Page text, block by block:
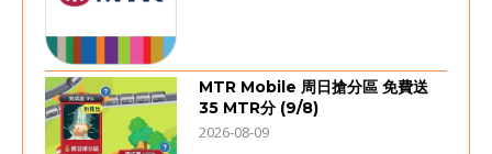
MTR Mobile 周日搶分區 免費送
35 MTR分 (9/8)
2026-08-09